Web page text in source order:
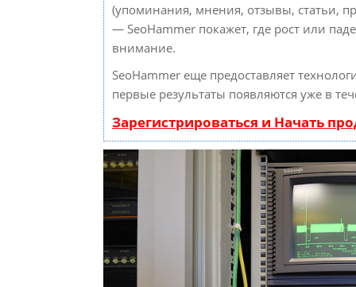
(упоминания, мнения, отзывы, статьи,
— SeoHammer покажет, где рост или
внимание.
SeoHammer еще предоставляет
первые результаты появляются уже в
Зарегистрироваться и Начать